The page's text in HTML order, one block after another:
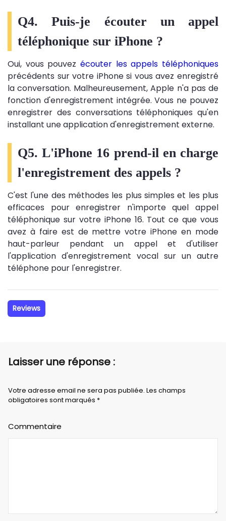
Q4. Puis-je écouter un appel
téléphonique sur iPhone ?
Oui, vous pouvez écouter les appels téléphoniques
précédents sur votre iPhone si vous avez enregistré
la conversation. Malheureusement, Apple n'a pas de
fonction d'enregistrement intégrée. Vous ne pouvez
enregistrer des conversations téléphoniques qu'en
installant une application d'enregistrement externe.
Q5. L'iPhone 16 prend-il en charge
l'enregistrement des appels ?
C'est l'une des méthodes les plus simples et les plus
efficaces pour enregistrer n'importe quel appel
téléphonique sur votre iPhone 16. Tout ce que vous
avez à faire est de mettre votre iPhone en mode
haut-parleur pendant un appel et d'utiliser
l'application d'enregistrement vocal sur un autre
téléphone pour l'enregistrer.
Reviews
Laisser une réponse :
Votre adresse email ne sera pas publiée. Les champs
obligatoires sont marqués *
Commentaire